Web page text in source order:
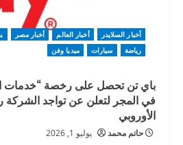
أخبار السلايدر أخبار العالم أخبار مصر
رياضة
سيارات ميديا وفن
باي تن تحصل على رخصة “خدمات
في المجر لتعلن عن تواجد الشركة
الأوروبي
حاتم محمد يوليو 1, 2026